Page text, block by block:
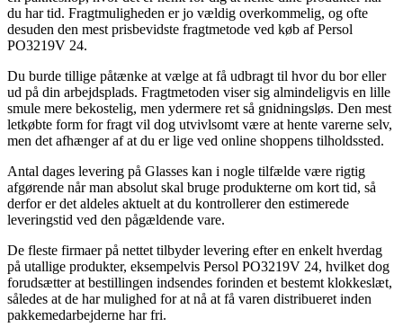
du har tid. Fragtmuligheden er jo vældig overkommelig, og ofte
desuden den mest prisbevidste fragtmetode ved køb af Persol
PO3219V 24.
Du burde tillige påtænke at vælge at få udbragt til hvor du bor eller
ud på din arbejdsplads. Fragtmetoden viser sig almindeligvis en lille
smule mere bekostelig, men ydermere ret så gnidningsløs. Den mest
letkøbte form for fragt vil dog utvivlsomt være at hente varerne selv,
men det afhænger af at du er lige ved online shoppens tilholdssted.
Antal dages levering på Glasses kan i nogle tilfælde være rigtig
afgørende når man absolut skal bruge produkterne om kort tid, så
derfor er det aldeles aktuelt at du kontrollerer den estimerede
leveringstid ved den pågældende vare.
De fleste firmaer på nettet tilbyder levering efter en enkelt hverdag
på utallige produkter, eksempelvis Persol PO3219V 24, hvilket dog
forudsætter at bestillingen indsendes forinden et bestemt klokkeslæt,
således at de har mulighed for at nå at få varen distribueret inden
pakkemedarbejderne har fri.